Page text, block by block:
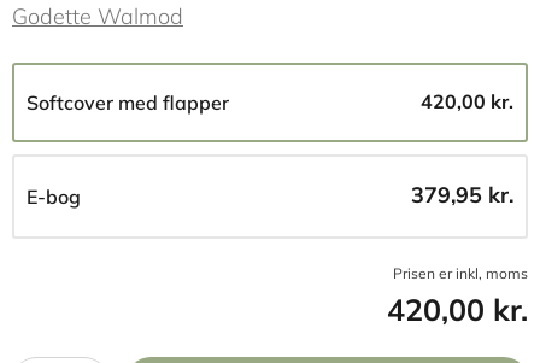
Godette Walmod
Softcover med flapper 420,00 kr.
E-bog 379,95 kr.
Prisen er inkl, moms
420,00 kr.